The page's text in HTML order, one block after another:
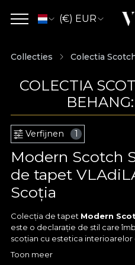
(€) EUR
Collecties Colectia
COLECTIA
Verfijnen 1
Modern Scotch
de tapet
Scoția
Colecția de tapet Modern
este o declarație de stil care
scoțian cu estetica
Toon meer